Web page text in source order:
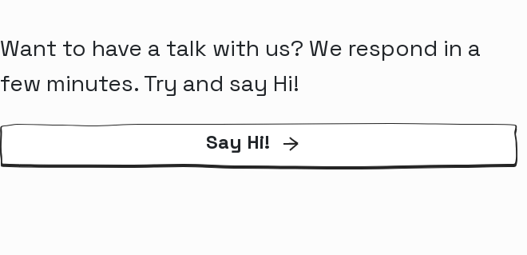
Want to have a talk with us? We respond in a
few minutes. Try and say Hi!
Say Hi!